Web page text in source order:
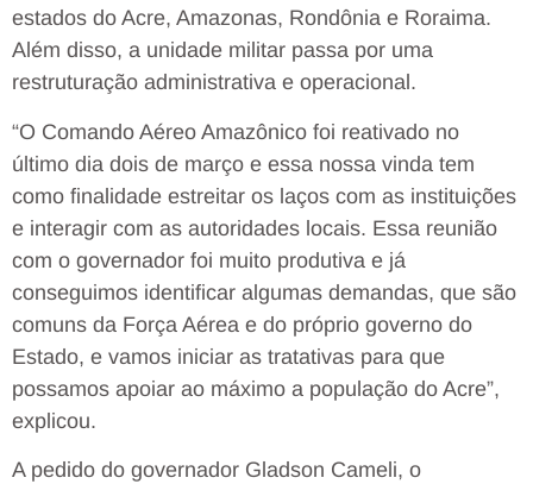
estados do Acre, Amazonas, Rondônia e Roraima.
Além disso, a unidade militar passa por uma
restruturação administrativa e operacional.
“O Comando Aéreo Amazônico foi reativado no
último dia dois de março e essa nossa vinda tem
como finalidade estreitar os laços com as instituições
e interagir com as autoridades locais. Essa reunião
com o governador foi muito produtiva e já
conseguimos identificar algumas demandas, que são
comuns da Força Aérea e do próprio governo do
Estado, e vamos iniciar as tratativas para que
possamos apoiar ao máximo a população do Acre”,
explicou.
A pedido do governador Gladson Cameli, o